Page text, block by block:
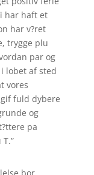
har haft et
har v?ret
trygge plu
par og
lobet af sted
vores
fuld dybere
og
pa